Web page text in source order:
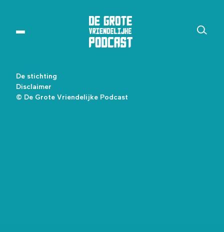
© De Grote Vriendelijke Podcast
De stichting
Disclaimer